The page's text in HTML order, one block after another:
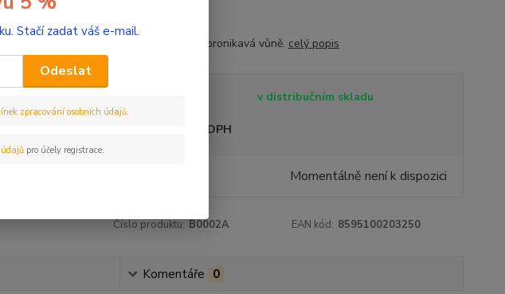
Typická intenzivní pronikavá vůně. celý popis
v distribučním skladu
Nejsme plátci DPH
Momentálně není k dispozici
Číslo produktu: B0002A EAN kód: 8595100203250
Komentáře 0
Stačí zadat váš e-mail.
Odeslat
zpracování osobních údajů.
pro účely registrace.